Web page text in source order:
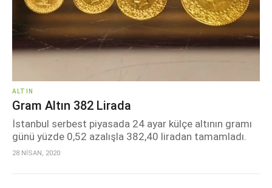
ALTIN
Gram Altın 382 Lirada
İstanbul serbest piyasada 24 ayar külçe altının gramı
günü yüzde 0,52 azalışla 382,40 liradan tamamladı.
28 NİSAN, 2020